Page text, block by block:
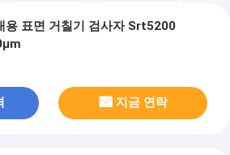
용 표면 거칠기 검사자 Srt5200
지금 연락